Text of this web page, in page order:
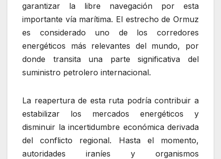
garantizar la libre navegación por esta
importante vía marítima. El estrecho de Ormuz
es considerado uno de los corredores
energéticos más relevantes del mundo, por
donde transita una parte significativa del
suministro petrolero internacional.
La reapertura de esta ruta podría contribuir a
estabilizar los mercados energéticos y
disminuir la incertidumbre económica derivada
del conflicto regional. Hasta el momento,
autoridades iraníes y organismos